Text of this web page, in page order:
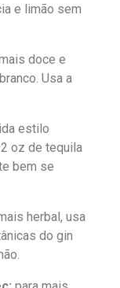
e limão sem
doce e
Usa a
estilo
oz de tequila
bem se
herbal, usa
do gin